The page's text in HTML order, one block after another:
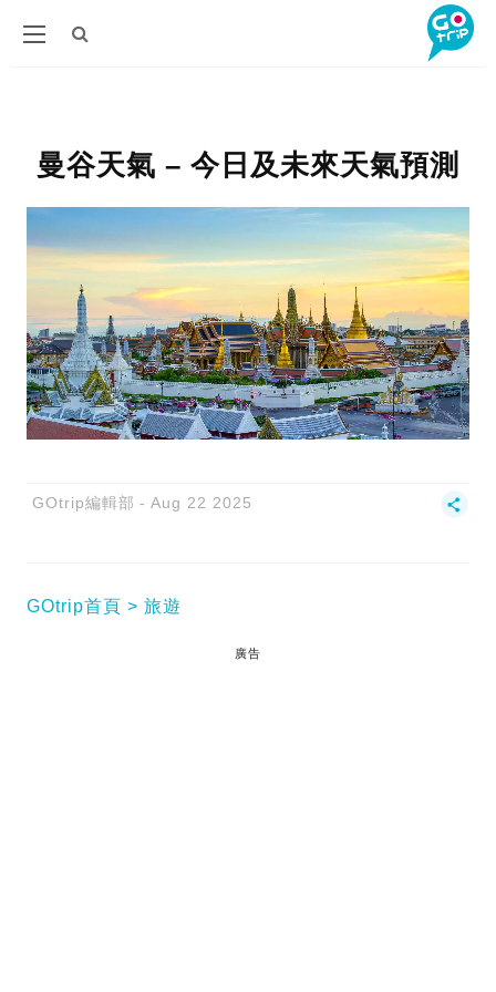
曼谷天氣 – 今日及未來天氣預測
GOtrip編輯部 Aug 22 2025
GOtrip首頁 旅遊
廣告